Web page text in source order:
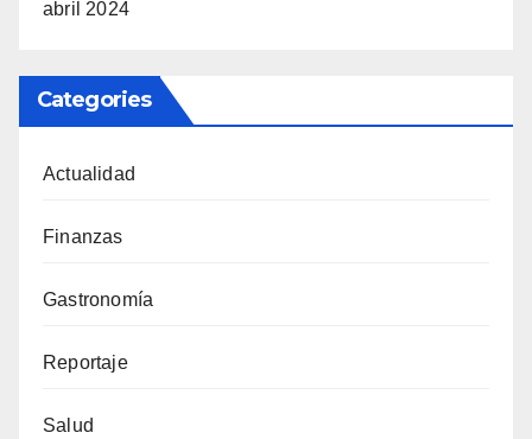
abril 2024
Categories
Actualidad
Finanzas
Gastronomía
Reportaje
Salud